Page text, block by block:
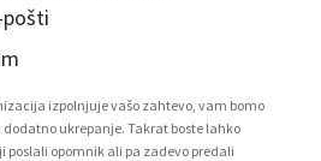
pošti
izpolnjuje vašo zahtevo, vam bomo
dodatno ukrepanje. Takrat boste lahko
poslali opomnik ali pa zadevo predali